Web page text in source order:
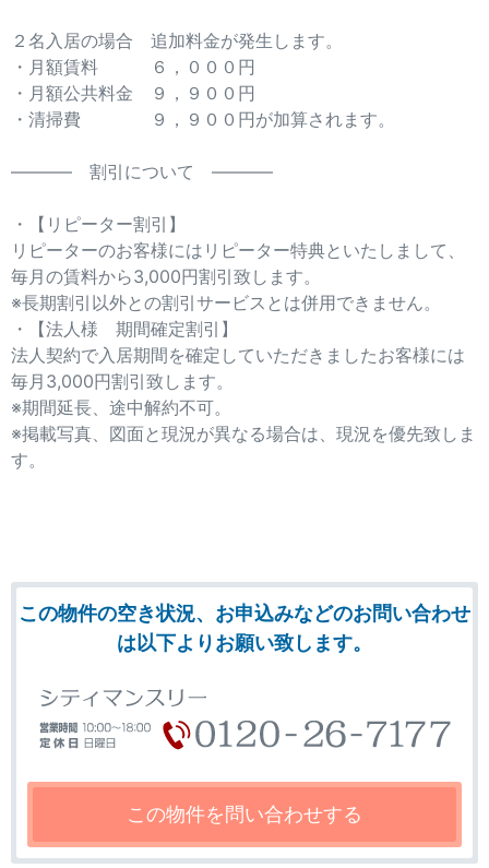
２名入居の場合 追加料金が発生します。
・月額賃料 ６，０００円
・月額公共料金 ９，９００円
・清掃費 ９，９００円が加算されます。
———– 割引について ———–
・【リピーター割引】
リピーターのお客様にはリピーター特典といたしまして、
毎月の賃料から3,000円割引致します。
※長期割引以外との割引サービスとは併用できません。
・【法人様 期間確定割引】
法人契約で入居期間を確定していただきましたお客様には
毎月3,000円割引致します。
※期間延長、途中解約不可。
※掲載写真、図面と現況が異なる場合は、現況を優先致しま
す。
この物件の空き状況、お申込みなどのお問い合わせ
は以下よりお願い致します。